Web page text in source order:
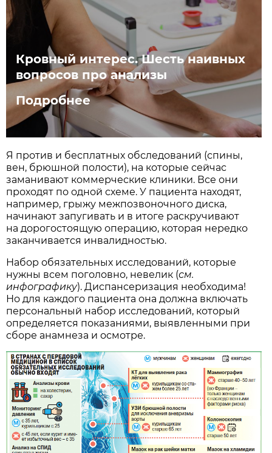
Кровный интерес. Шесть наивных
вопросов про анализы
Подробнее
Я против и бесплатных обследований (спины,
вен, брюшной полости), на которые сейчас
заманивают коммерческие клиники. Все они
проходят по одной схеме. У пациента находят,
например, грыжу межпозвоночного диска,
начинают запугивать и в итоге раскручивают
на дорогостоящую операцию, которая нередко
заканчивается инвалидностью.
Набор обязательных исследований, которые
нужны всем поголовно, невелик (см.
инфографику). Диспансеризация необходима!
Но для каждого пациента она должна включать
персональный набор исследований, который
определяется показаниями, выявленными при
сборе анамнеза и осмотре.